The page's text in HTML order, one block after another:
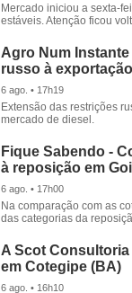
Mercado iniciou a sexta-
estáveis. Atenção ficou
Agro Num
russo à
6 ago. • 17h19
Extensão das restrições
mercado de diesel.
Fique Sabendo -
à reposição em
6 ago. • 17h00
Na comparação com as
das categorias da
A Scot
em Cotegipe (BA)
6 ago. • 16h10